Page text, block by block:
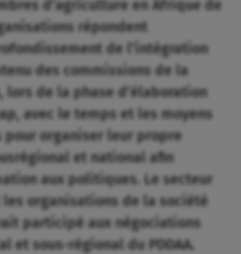
d’agriculture en Afrique de
répondent
de l’intégration
des commissions de la
lors de la phase d’élaboration
avec le temps et les moyens
pour organiser leur propre
et national afin
aux politiques. Le secteur
les organisations de la société
participé aux négociations
et sous-régional du PDDAA.